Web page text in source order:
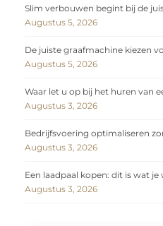
Slim verbouwen begint bij de
Augustus 5, 2026
De juiste graafmachine kiezen
Augustus 5, 2026
Waar let u op bij het huren van
Augustus 3, 2026
Bedrijfsvoering optimaliseren
Augustus 3, 2026
Een laadpaal kopen: dit is wat
Augustus 3, 2026